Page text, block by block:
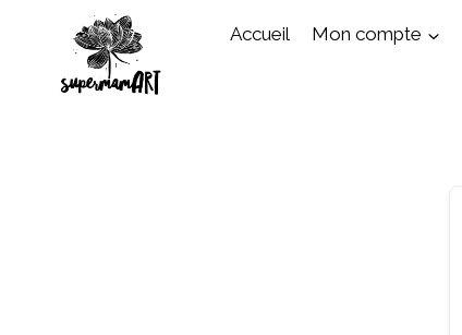
contenu
Accueil Mon compte